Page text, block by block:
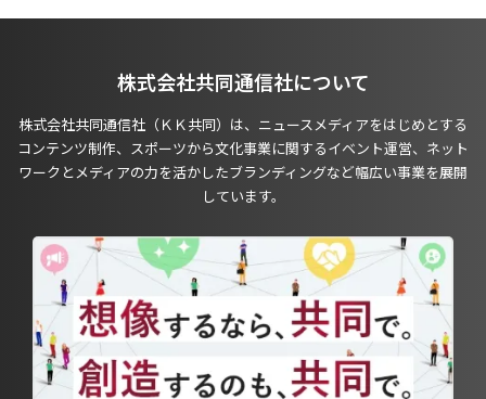
株式会社共同通信社について
株式会社共同通信社（ＫＫ共同）は、ニュースメディアをはじめとする
コンテンツ制作、スポーツから文化事業に関するイベント運営、ネット
ワークとメディアの力を活かしたブランディングなど幅広い事業を展開
しています。